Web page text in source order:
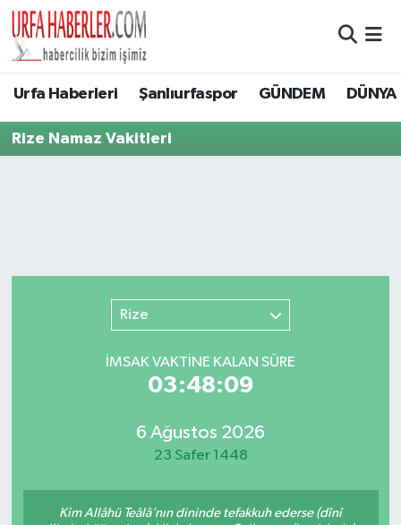
Urfa Haberleri Şanlıurfaspor GÜNDEM DÜNYA
Rize Namaz Vakitleri
Rize
İMSAK VAKTİNE KALAN SÜRE
03:48:09
6 Ağustos 2026
23 Safer 1448
Kim Allâhü Teâlâ’nın dininde tefakkuh ederse (dînî
Şanlıurfa Nöbetçi Eczaneler
Şanlıurfa Namaz Vakitleri
Tüm Manşetler